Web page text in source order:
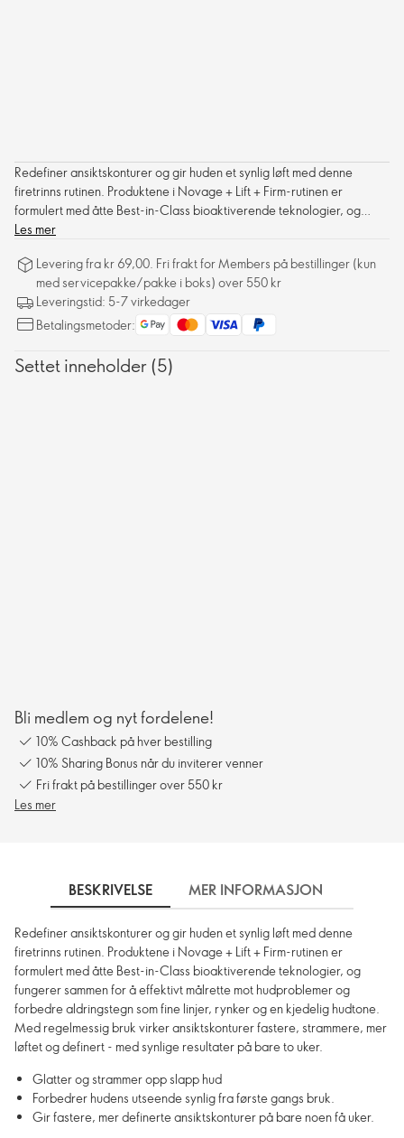
Redefiner ansiktskonturer og gir huden et synlig løft med denne
firetrinns rutinen. Produktene i Novage + Lift + Firm-rutinen er
formulert med åtte Best-in-Class bioaktiverende teknologier, og
fungerer sammen for å effektivt målrette mot hudproblemer og
Med regelmessig bruk virker ansiktskonturer fastere, strammere, mer
løftet og definert - med synlige resultater på bare to uker.
Les mer
Levering fra kr 69,00. Fri frakt for Members på bestillinger (kun
med servicepakke/pakke i boks) over 550 kr
Leveringstid: 5-7 virkedager
Betalingsmetoder:
Settet inneholder (5)
Bli medlem og nyt fordelene!
10% Cashback på hver bestilling
10% Sharing Bonus når du inviterer venner
Fri frakt på bestillinger over 550 kr
Les mer
BESKRIVELSE MER INFORMASJON
Redefiner ansiktskonturer og gir huden et synlig løft med denne
firetrinns rutinen. Produktene i Novage + Lift + Firm-rutinen er
formulert med åtte Best-in-Class bioaktiverende teknologier, og
fungerer sammen for å effektivt målrette mot hudproblemer og
forbedre aldringstegn som fine linjer, rynker og en kjedelig hudtone.
Med regelmessig bruk virker ansiktskonturer fastere, strammere, mer
løftet og definert - med synlige resultater på bare to uker.
Glatter og strammer opp slapp hud
Forbedrer hudens utseende synlig fra første gangs bruk.
Gir fastere, mer definerte ansiktskonturer på bare noen få uker.